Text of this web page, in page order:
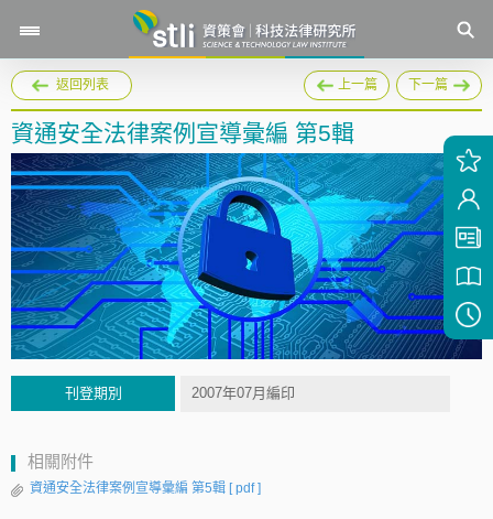
返回列表 上一篇 下一篇
資通安全法律案例宣導彙編 第5輯
刊登期別 2007年07月編印
相關附件
資通安全法律案例宣導彙編 第5輯 [ pdf ]